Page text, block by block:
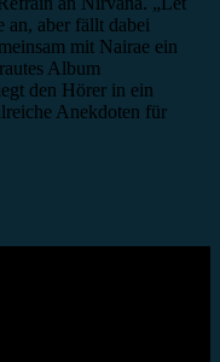
an, aber fällt dabei
mit Nairae ein
Album
den Hörer in ein
Anekdoten für